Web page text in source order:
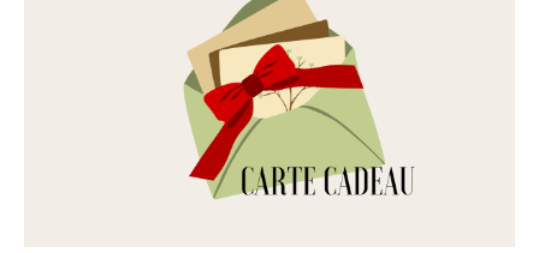
PRIX :
50.00€
À